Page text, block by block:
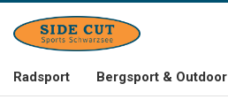
Radsport Bergsport & Outdoor